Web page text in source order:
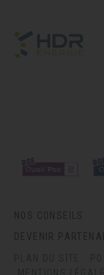
NOS CONSEILS
DEVENIR